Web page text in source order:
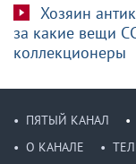
Хозяин
за какие вещи
коллекционеры
ПЯТЫЙ КАНАЛ
О КАНАЛЕ